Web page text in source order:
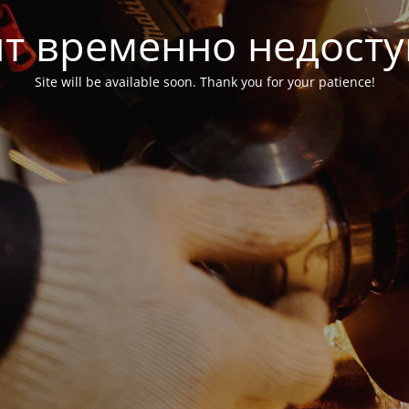
временно
Site will be available soon. Thank you for your patience!